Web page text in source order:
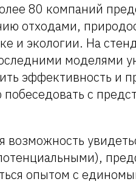
80 компаний
отходами,
и экологии. На
моделями
эффективность и
с
возможность
опытом с